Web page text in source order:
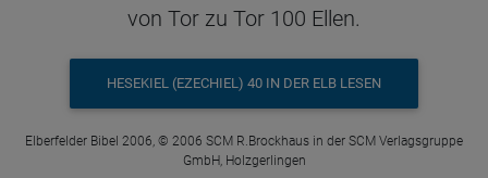
von Tor zu Tor 100 Ellen.
HESEKIEL (EZECHIEL) 40 IN DER ELB LESEN
Elberfelder Bibel 2006, © 2006 SCM R.Brockhaus in der SCM Verlagsgruppe
GmbH, Holzgerlingen